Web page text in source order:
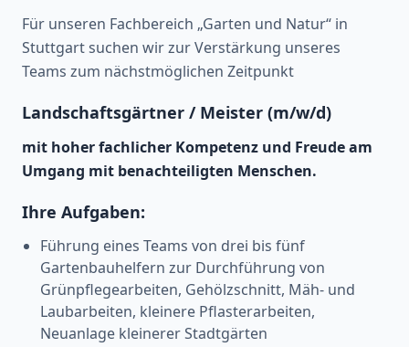
Für unseren Fachbereich „Garten und Natur“ in
Stuttgart suchen wir zur Verstärkung unseres
Teams zum nächstmöglichen Zeitpunkt
Landschaftsgärtner / Meister (m/w/d)
mit hoher fachlicher Kompetenz und Freude am
Umgang mit benachteiligten Menschen.
Ihre Aufgaben:
Führung eines Teams von drei bis fünf
Gartenbauhelfern zur Durchführung von
Grünpflegearbeiten, Gehölzschnitt, Mäh- und
Laubarbeiten, kleinere Pflasterarbeiten,
Neuanlage kleinerer Stadtgärten